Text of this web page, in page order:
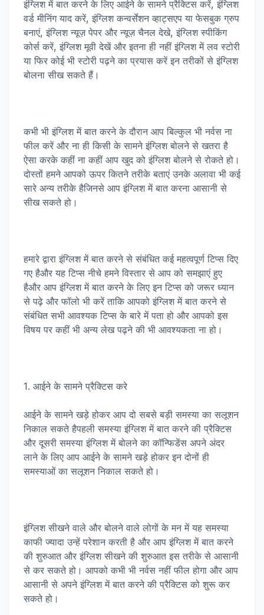
इंग्लिश में बात करने के लिए आईने के सामने प्रैक्टिस करें, इंग्लिश
वर्ड मीनिंग याद करें, इंग्लिश कन्वर्सेशन व्हाट्सएप या फेसबुक ग्रुप
बनाएं, इंग्लिश न्यूज़ पेपर और न्यूज़ चैनल देखे, इंग्लिश स्पीकिंग
कोर्स करें, इंग्लिश मूवी देखें और इतना ही नहीं इंग्लिश में लव स्टोरी
या फिर कोई भी स्टोरी पढ़ने का प्रयास करें इन तरीकों से इंग्लिश
बोलना सीख सकते हैं।
कभी भी इंग्लिश में बात करने के दौरान आप बिल्कुल भी नर्वस ना
फील करें और ना ही किसी के सामने इंग्लिश बोलने से खतरा है
ऐसा करके कहीं ना कहीं आप खुद को इंग्लिश बोलने से रोकते हो।
दोस्तों हमने आपको ऊपर कितने तरीके बताएं उनके अलावा भी कई
सारे अन्य तरीके हैजिनसे आप इंग्लिश में बात करना आसानी से
सीख सकते हो।
हमारे द्वारा इंग्लिश में बात करने से संबंधित कई महत्वपूर्ण टिप्स दिए
गए हैऔर यह टिप्स नीचे हमने विस्तार से आप को समझाएं हुए
हैऔर आप इंग्लिश में बात करने के लिए इन टिप्स को जरूर ध्यान
से पढ़े और फॉलो भी करें ताकि आपको इंग्लिश में बात करने से
संबंधित सभी आवश्यक टिप्स के बारे में पता हो और आपको इस
विषय पर कहीं भी अन्य लेख पढ़ने की भी आवश्यकता ना हो।
1. आईने के सामने प्रैक्टिस करे
आईने के सामने खड़े होकर आप दो सबसे बड़ी समस्या का सलूशन
निकाल सकते हैपहली समस्या इंग्लिश में बात करने की प्रैक्टिस
और दूसरी समस्या इंग्लिश में बोलने का कॉन्फिडेंस अपने अंदर
लाने के लिए आप आईने के सामने खड़े होकर इन दोनों ही
समस्याओं का सलूशन निकाल सकते हो।
इंग्लिश सीखने वाले और बोलने वाले लोगों के मन में यह समस्या
काफी ज्यादा उन्हें परेशान करती है और आप इंग्लिश में बात करने
की शुरुआत और इंग्लिश सीखने की शुरुआत इस तरीके से आसानी
से कर सकते हो। आपको कभी भी नर्वस नहीं फील होगा और आप
आसानी से अपने इंग्लिश में बात करने की प्रैक्टिस को शुरू कर
सकते हो।